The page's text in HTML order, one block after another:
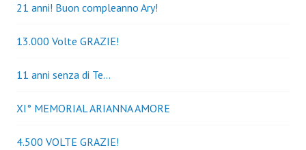
21 anni! Buon compleanno Ary!
13.000 Volte GRAZIE!
11 anni senza di Te…
XI° MEMORIAL ARIANNA AMORE
4.500 VOLTE GRAZIE!